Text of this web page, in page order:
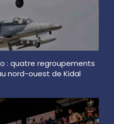
: quatre regroupements
nord-ouest de Kidal